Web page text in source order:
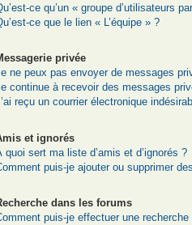
ce qu’un « groupe d’utilisateurs
ce que le lien « L’équipe » ?
privée
ne peux pas envoyer de messages
continue à recevoir des messages
reçu un courrier électronique
et ignorés
quoi sert ma liste d’amis et d’ignorés ?
puis-je ajouter ou supprimer
dans les forums
puis-je effectuer une